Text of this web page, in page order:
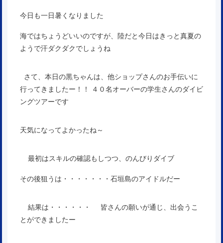
今日も一日暑くなりました
海ではちょうどいいのですが、陸だと今日はきっと真夏の
ようで汗ダクダクでしょうね
さて、本日の黒ちゃんは、他ショップさんのお手伝いに
行ってきましたー！！ ４０名オーバーの学生さんのダイビ
ングツアーです
天気になってよかったね～
最初はスキルの確認もしつつ、のんびりダイブ
その後狙うは・・・・・・・石垣島のアイドルだー
結果は・・・・・・ 皆さんの願いが通じ、出会うこ
とができましたー